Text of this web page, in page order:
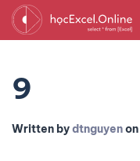
9
Written bydtnguyenon